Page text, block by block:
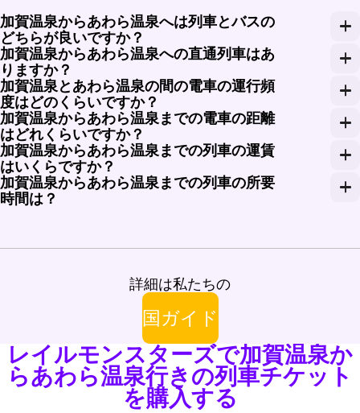
加賀温泉からあわら温泉へは列車とバスの
どちらが良いですか？
バスも利用できますが、列車はより早く便利で、快適
加賀温泉からあわら温泉への直通列車はあ
りますか？
はい、加賀温泉からあわら温泉への直通列車がありま
加賀温泉とあわら温泉の間の電車の運行頻
度はどのくらいですか？
加賀温泉とあわら温泉の間の電車は、1日を通して定
加賀温泉からあわら温泉までの電車の距離
はどれくらいですか？
加賀温泉とあわら温泉の間の距離は、おおよそ10キロ
加賀温泉からあわら温泉までの列車の運賃
はいくらですか？
加賀温泉からあわら温泉までの列車の運賃は、エコノ
加賀温泉からあわら温泉までの列車の所要
時間は？
詳細は私たちの
国ガイド
レイルモンスターズで加賀温泉か
らあわら温泉行きの列車チケット
を購入する